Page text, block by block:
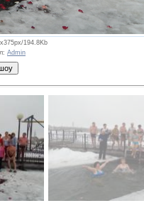
194.8Kb
: Admin